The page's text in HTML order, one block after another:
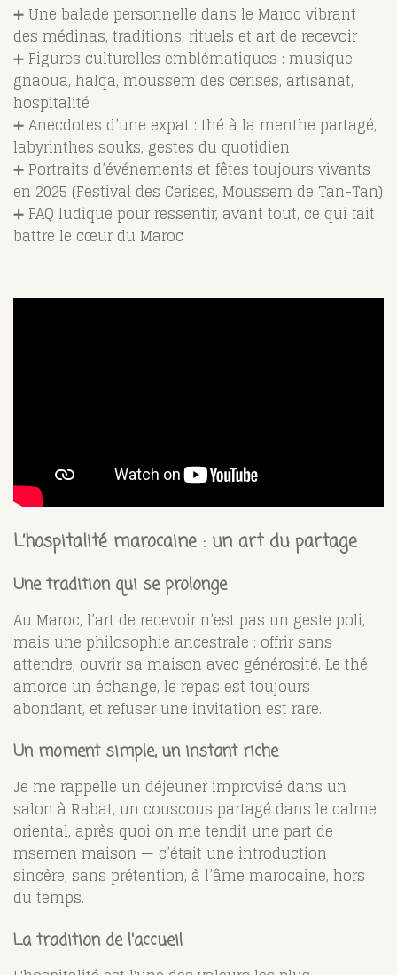
➕ Une balade personnelle dans le Maroc vibrant
des médinas, traditions, rituels et art de recevoir
➕ Figures culturelles emblématiques : musique
gnaoua, halqa, moussem des cerises, artisanat,
hospitalité
➕ Anecdotes d’une expat : thé à la menthe partagé,
labyrinthes souks, gestes du quotidien
➕ Portraits d’événements et fêtes toujours vivants
en 2025 (Festival des Cerises, Moussem de Tan-Tan)
➕ FAQ ludique pour ressentir, avant tout, ce qui fait
battre le cœur du Maroc
L’hospitalité marocaine : un art du partage
Une tradition qui se prolonge
Au Maroc, l’art de recevoir n’est pas un geste poli,
mais une philosophie ancestrale : offrir sans
attendre, ouvrir sa maison avec générosité. Le thé
amorce un échange, le repas est toujours
abondant, et refuser une invitation est rare.
Un moment simple, un instant riche
Je me rappelle un déjeuner improvisé dans un
salon à Rabat, un couscous partagé dans le calme
oriental, après quoi on me tendit une part de
msemen maison — c’était une introduction
sincère, sans prétention, à l’âme marocaine, hors
du temps.
La tradition de l'accueil